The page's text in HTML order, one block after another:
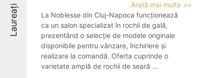
Laureați
Arată mai multe >>
La Noblesse din Cluj-Napoca funcționează
ca un salon specializat în rochii de gală,
prezentând o selecție de modele originale
disponibile pentru vânzare, închiriere și
realizare la comandă. Oferta cuprinde o
varietate amplă de rochii de seară ...